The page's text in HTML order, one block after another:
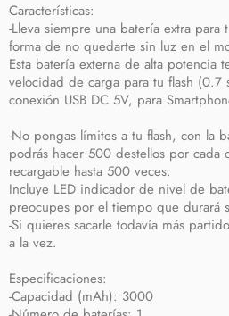
Características:
-Lleva siempre una batería extra para
forma de no quedarte sin luz en el
Esta batería externa de alta potencia
velocidad de carga para tu flash (0.7
conexión USB DC 5V, para
-No pongas límites a tu flash, con la
podrás hacer 500 destellos por cada
recargable hasta 500 veces.
Incluye LED indicador de nivel de
preocupes por el tiempo que durará
-Si quieres sacarle todavía más
a la vez.
Especificaciones:
-Capacidad (mAh): 3000